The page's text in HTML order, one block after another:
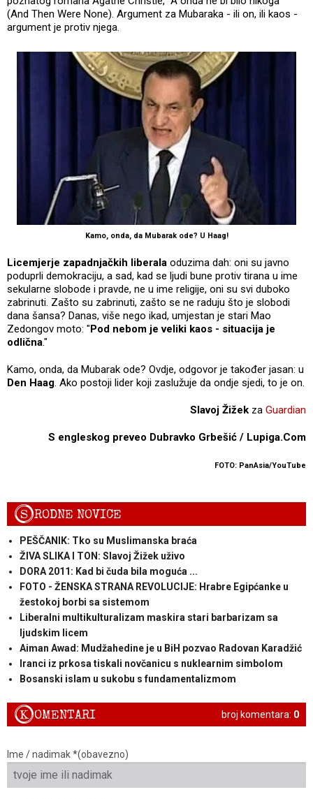
(And Then Were None). Argument za Mubaraka - ili on, ili kaos -
argument je protiv njega.
Kamo, onda, da Mubarak ode? U Haag!
Licemjerje zapadnjačkih liberala oduzima dah: oni su javno
poduprli demokraciju, a sad, kad se ljudi bune protiv tirana u ime
sekularne slobode i pravde, ne u ime religije, oni su svi duboko
zabrinuti. Zašto su zabrinuti, zašto se ne raduju što je slobodi
dana šansa? Danas, više nego ikad, umjestan je stari Mao
Zedongov moto: "Pod nebom je veliki kaos - situacija je
odlična."
Kamo, onda, da Mubarak ode? Ovdje, odgovor je također jasan: u
Den Haag. Ako postoji lider koji zaslužuje da ondje sjedi, to je on.
Slavoj Žižek za Guardian
S engleskog preveo Dubravko Grbešić / Lupiga.Com
FOTO: PanAsia/YouTube
SRODNE NOVICE
PEŠČANIK: Tko su Muslimanska braća
ŽIVA SLIKA I TON: Slavoj Žižek uživo
DORA 2011: Kad bi čuda bila moguća ...
FOTO - ŽENSKA STRANA REVOLUCIJE: Hrabre Egipćanke u
žestokoj borbi sa sistemom
Liberalni multikulturalizam maskira stari barbarizam sa
ljudskim licem
Aiman Awad: Mudžahedine je u BiH pozvao Radovan Karadžić
Iranci iz prkosa tiskali novčanicu s nuklearnim simbolom
Bosanski islam u sukobu s fundamentalizmom
broj komentara: 0
KOMENTARI
Ime / nadimak *(obavezno)